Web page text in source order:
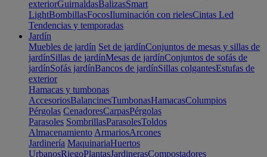
exteriorGuirnaldasBalizasSmart
LightBombillasFocosIluminación con rielesCintas Led
Tendencias y temporadas
Jardín
Muebles de jardín Set de jardínConjuntos de mesas y sillas de
jardínSillas de jardínMesas de jardínConjuntos de sofás de
jardínSofás jardínBancos de jardínSillas colgantesEstufas de
exterior
Hamacas y tumbonas
AccesoriosBalancinesTumbonasHamacasColumpios
Pérgolas CenadoresCarpasPérgolas
Parasoles SombrillasParasolesToldos
Almacenamiento ArmariosArcones
Jardinería MaquinariaHuertos
UrbanosRiegoPlantasJardinerasCompostadores